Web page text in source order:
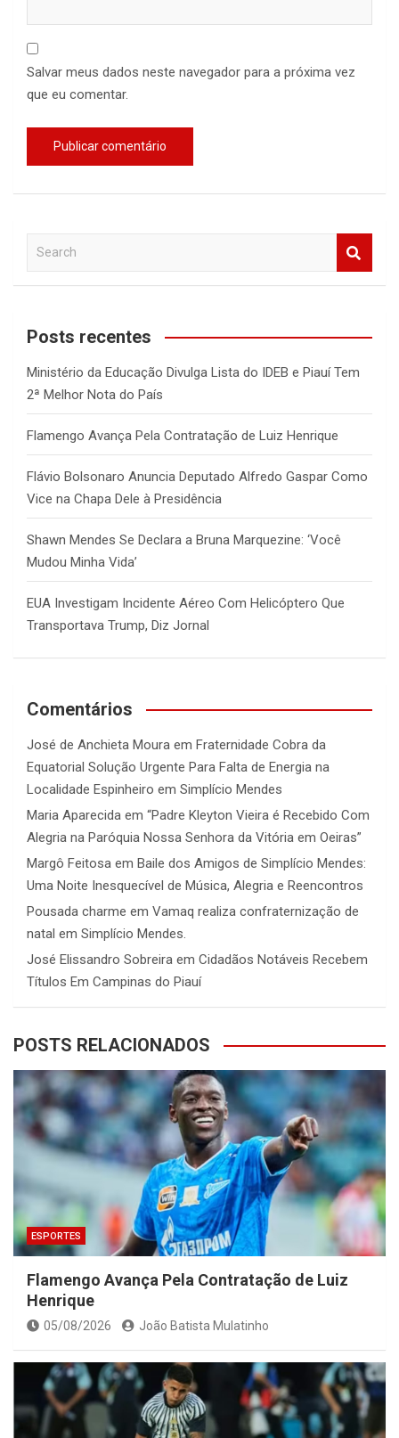
Salvar meus dados neste navegador para a próxima vez
que eu comentar.
a
c
Posts recentes
Ministério da Educação Divulga Lista do IDEB e Piauí Tem
2ª Melhor Nota do País
Flamengo Avança Pela Contratação de Luiz Henrique
Flávio Bolsonaro Anuncia Deputado Alfredo Gaspar Como
Vice na Chapa Dele à Presidência
Shawn Mendes Se Declara a Bruna Marquezine: ‘Você
Mudou Minha Vida’
EUA Investigam Incidente Aéreo Com Helicóptero Que
Transportava Trump, Diz Jornal
Comentários
José de Anchieta Moura em Fraternidade Cobra da
Equatorial Solução Urgente Para Falta de Energia na
Localidade Espinheiro em Simplício Mendes
Maria Aparecida em “Padre Kleyton Vieira é Recebido Com
Alegria na Paróquia Nossa Senhora da Vitória em Oeiras”
Margô Feitosa em Baile dos Amigos de Simplício Mendes:
Uma Noite Inesquecível de Música, Alegria e Reencontros
Pousada charme em Vamaq realiza confraternização de
natal em Simplício Mendes.
José Elissandro Sobreira em Cidadãos Notáveis Recebem
Títulos Em Campinas do Piauí
POSTS RELACIONADOS
ESPORTES
Flamengo Avança Pela Contratação de Luiz
Henrique
05/08/2026 João Batista Mulatinho